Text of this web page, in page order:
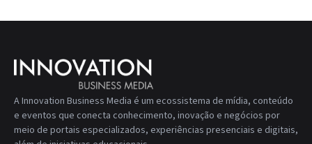
A Innovation Business Media é um ecossistema de mídia, conteúdo
e eventos que conecta conhecimento, inovação e negócios por
meio de portais especializados, experiências presenciais e digitais,